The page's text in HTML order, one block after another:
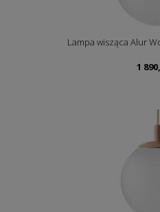
Lampa wisząca Alur
1